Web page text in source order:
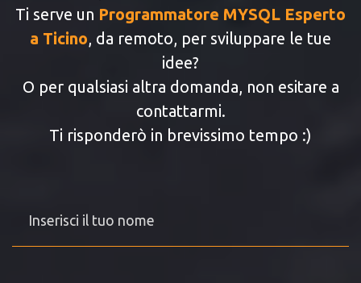
Ti serve un Programmatore MYSQL Esperto
a Ticino , da remoto, per sviluppare le tue
idee?
O per qualsiasi altra domanda, non esitare a
contattarmi.
Ti risponderò in brevissimo tempo :)